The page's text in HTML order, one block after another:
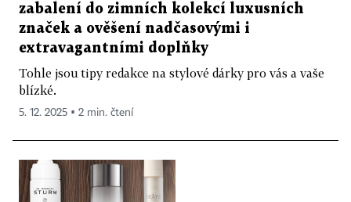
zabalení do zimních kolekcí luxusních
značek a ověšení nadčasovými i
extravagantními doplňky
Tohle jsou tipy redakce na stylové dárky pro vás a vaše
blízké.
5. 12. 2025 ▪ 2 min. čtení